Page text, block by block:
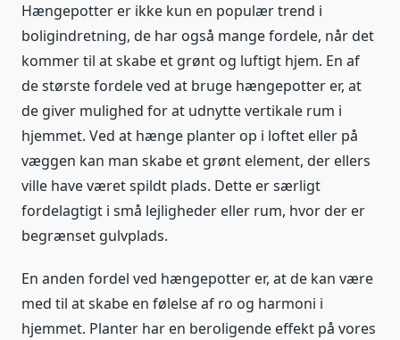
Hængepotter er ikke kun en populær trend i
boligindretning, de har også mange fordele, når det
kommer til at skabe et grønt og luftigt hjem. En af
de største fordele ved at bruge hængepotter er, at
de giver mulighed for at udnytte vertikale rum i
hjemmet. Ved at hænge planter op i loftet eller på
væggen kan man skabe et grønt element, der ellers
ville have været spildt plads. Dette er særligt
fordelagtigt i små lejligheder eller rum, hvor der er
begrænset gulvplads.
En anden fordel ved hængepotter er, at de kan være
med til at skabe en følelse af ro og harmoni i
hjemmet. Planter har en beroligende effekt på vores